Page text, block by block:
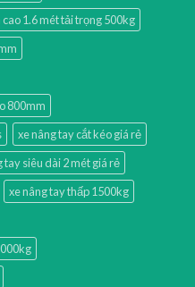
1.6 mét tải trọng 500kg
800mm
xe nâng tay cắt kéo giá rẻ
tay siêu dài 2 mét giá rẻ
xe nâng tay thấp 1500kg